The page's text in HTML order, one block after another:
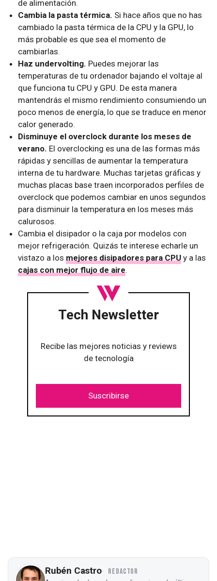
de alimentación.
Cambia la pasta térmica. Si hace años que no has
cambiado la pasta térmica de la CPU y la GPU, lo
más probable es que sea el momento de
cambiarlas.
Haz undervolting. Puedes mejorar las
temperaturas de tu ordenador bajando el voltaje al
que funciona tu CPU y GPU. De esta manera
mantendrás el mismo rendimiento consumiendo un
poco menos de energía, lo que se traduce en menor
calor generado.
Disminuye el overclock durante los meses de
verano. El overclocking es una de las formas más
rápidas y sencillas de aumentar la temperatura
interna de tu hardware. Muchas tarjetas gráficas y
muchas placas base traen incorporados perfiles de
overclock que podemos cambiar en unos segundos
para disminuir la temperatura en los meses más
calurosos.
Cambia el disipador o la caja por modelos con
mejor refrigeración. Quizás te interese echarle un
vistazo a los mejores disipadores para CPU y a las
cajas con mejor flujo de aire.
Tech Newsletter
Recibe las mejores noticias y reviews
de tecnología
Suscribirse
Rubén Castro REDACTOR